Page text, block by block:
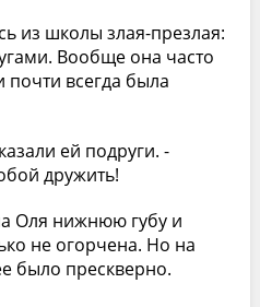
из школы злая-презлая:
Вообще она часто
почти всегда была
ей подруги. -
дружить!
Оля нижнюю губу и
не огорчена. Но на
было прескверно.